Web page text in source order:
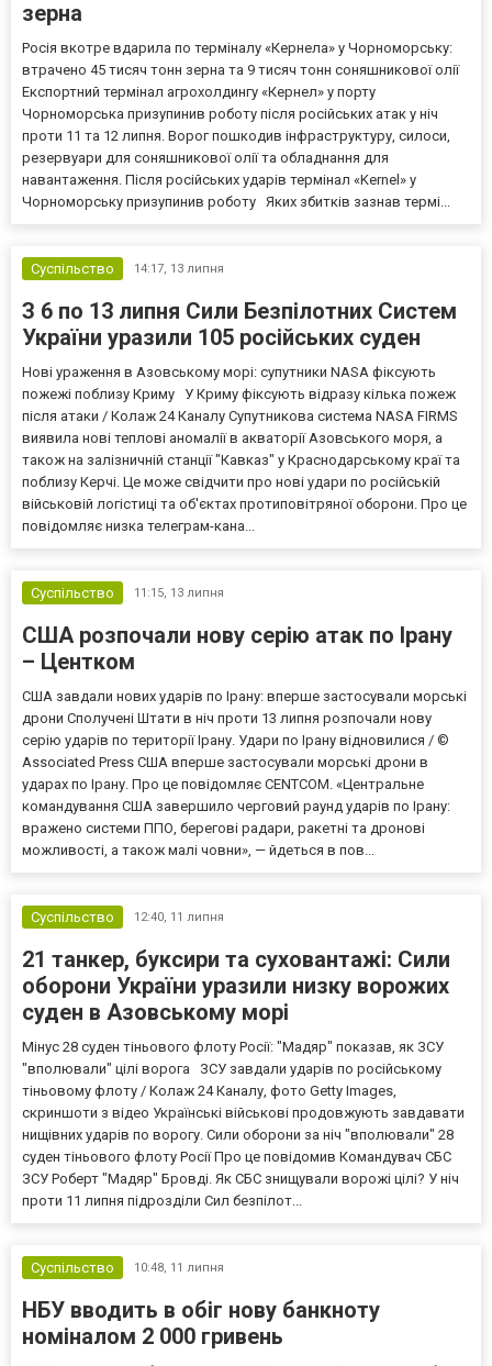
зерна
Росія вкотре вдарила по терміналу «Кернела» у Чорноморську:
втрачено 45 тисяч тонн зерна та 9 тисяч тонн соняшникової олії
Експортний термінал агрохолдингу «Кернел» у порту
Чорноморська призупинив роботу після російських атак у ніч
проти 11 та 12 липня. Ворог пошкодив інфраструктуру, силоси,
резервуари для соняшникової олії та обладнання для
навантаження. Після російських ударів термінал «Kernel» у
Чорноморську призупинив роботу Яких збитків зазнав термі...
Суспільство 14:17, 13 липня
З 6 по 13 липня Сили Безпілотних Систем
України уразили 105 російських суден
Нові ураження в Азовському морі: супутники NASA фіксують
пожежі поблизу Криму У Криму фіксують відразу кілька пожеж
після атаки / Колаж 24 Каналу Супутникова система NASA FIRMS
виявила нові теплові аномалії в акваторії Азовського моря, а
також на залізничній станції "Кавказ" у Краснодарському краї та
поблизу Керчі. Це може свідчити про нові удари по російській
військовій логістиці та об'єктах протиповітряної оборони. Про це
повідомляє низка телеграм-кана...
Суспільство 11:15, 13 липня
США розпочали нову серію атак по Ірану
– Центком
США завдали нових ударів по Ірану: вперше застосували морські
дрони Сполучені Штати в ніч проти 13 липня розпочали нову
серію ударів по території Ірану. Удари по Ірану відновилися / ©
Associated Press США вперше застосували морські дрони в
ударах по Ірану. Про це повідомляє CENTCOM. «Центральне
командування США завершило черговий раунд ударів по Ірану:
вражено системи ППО, берегові радари, ракетні та дронові
можливості, а також малі човни», — йдеться в пов...
Суспільство 12:40, 11 липня
21 танкер, буксири та суховантажі: Сили
оборони України уразили низку ворожих
суден в Азовському морі
Мінус 28 суден тіньового флоту Росії: "Мадяр" показав, як ЗСУ
"вполювали" цілі ворога ЗСУ завдали ударів по російському
тіньовому флоту / Колаж 24 Каналу, фото Getty Images,
скриншоти з відео Українські військові продовжують завдавати
нищівних ударів по ворогу. Сили оборони за ніч "вполювали" 28
суден тіньового флоту Росії Про це повідомив Командувач СБС
ЗСУ Роберт "Мадяр" Бровді. Як СБС знищували ворожі цілі? У ніч
проти 11 липня підрозділи Сил безпілот...
Суспільство 10:48, 11 липня
НБУ вводить в обіг нову банкноту
номіналом 2 000 гривень